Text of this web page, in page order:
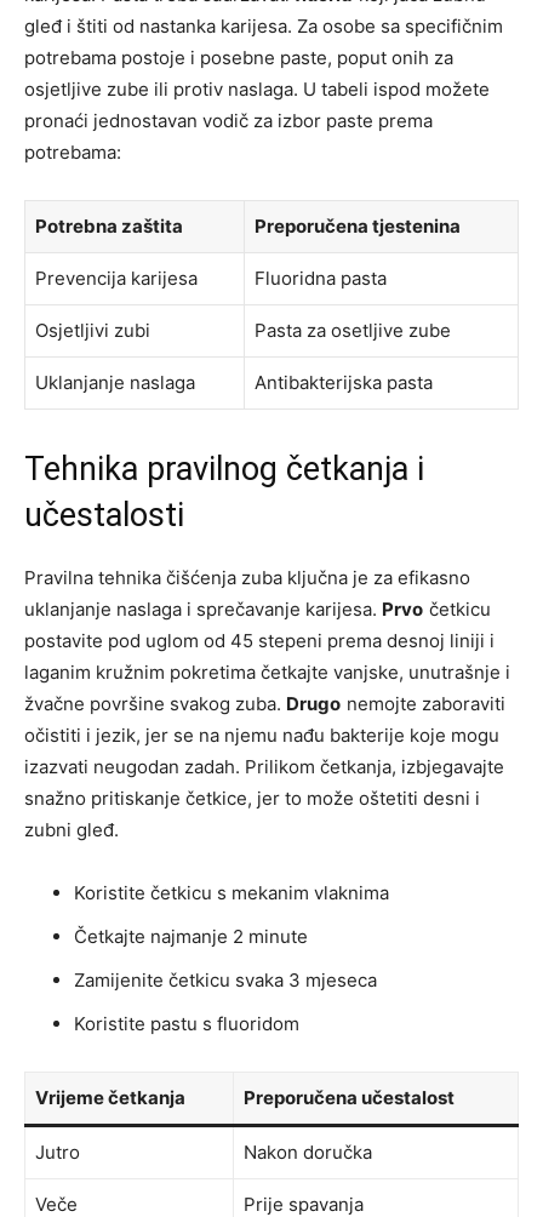
gleđ i štiti od nastanka karijesa. Za osobe sa specifičnim
potrebama postoje i posebne paste, poput onih za
osjetljive zube ili protiv naslaga. U tabeli ispod možete
pronaći jednostavan vodič za izbor paste prema
potrebama:
Potrebna zaštita Preporučena tjestenina
Prevencija karijesa Fluoridna pasta
Osjetljivi zubi Pasta za osetljive zube
Uklanjanje naslaga Antibakterijska pasta
Tehnika pravilnog četkanja i
učestalosti
Pravilna tehnika čišćenja zuba ključna je za efikasno
uklanjanje naslaga i sprečavanje karijesa. Prvo četkicu
postavite pod uglom od 45 stepeni prema desnoj liniji i
laganim kružnim pokretima četkajte vanjske, unutrašnje i
žvačne površine svakog zuba. Drugo nemojte zaboraviti
očistiti i jezik, jer se na njemu nađu bakterije koje mogu
izazvati neugodan zadah. Prilikom četkanja, izbjegavajte
snažno pritiskanje četkice, jer to može oštetiti desni i
zubni gleđ.
Koristite četkicu s mekanim vlaknima
Četkajte najmanje 2 minute
Zamijenite četkicu svaka 3 mjeseca
Koristite pastu s fluoridom
Vrijeme četkanja Preporučena učestalost
Jutro Nakon doručka
Veče Prije spavanja